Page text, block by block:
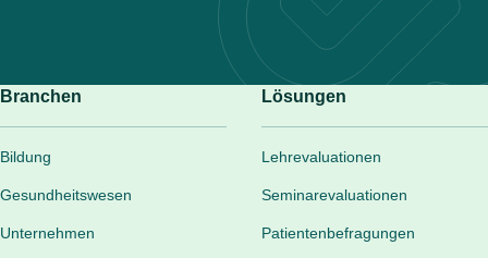
Branchen
Bildung
Gesundheitswesen
Unternehmen
Lösungen
Lehrevaluationen
Seminarevaluationen
Patientenbefragungen